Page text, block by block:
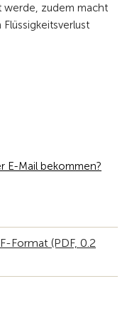
werde, zudem macht
E-Mail bekommen?
Format (PDF, 0.2